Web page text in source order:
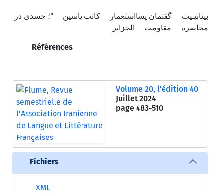
بینابینیت گفتمان پسااستعمار کاتب یاسین
"؛ جسدی در
محاصره
مقاومت الجزایر
Références
Volume 20, l’édition 40
Juillet 2024
page 483-510
Fichiers
XML